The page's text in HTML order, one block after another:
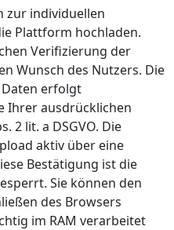
zur individuellen
Plattform hochladen.
Verifizierung der
Wunsch des Nutzers. Die
erfolgt
Ihrer ausdrücklichen
2 lit. a DSGVO. Die
aktiv über eine
Bestätigung ist die
Sie können den
des Browsers
im RAM verarbeitet